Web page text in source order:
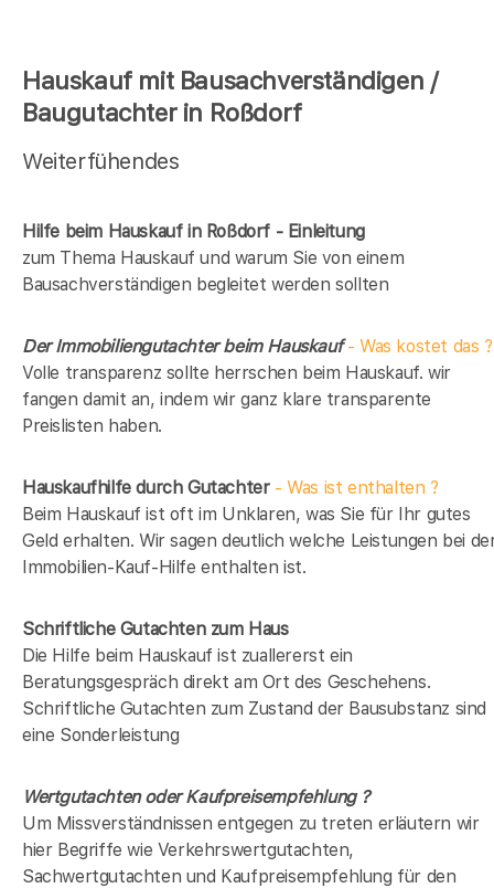
Hauskauf mit Bausachverständigen /
Baugutachter in Roßdorf
Weiterfühendes
Hilfe beim Hauskauf in Roßdorf - Einleitung
zum Thema Hauskauf und warum Sie von einem
Bausachverständigen begleitet werden sollten
Der Immobiliengutachter beim Hauskauf- Was kostet das ?
Volle transparenz sollte herrschen beim Hauskauf. wir
fangen damit an, indem wir ganz klare transparente
Preislisten haben.
Hauskaufhilfe durch Gutachter- Was ist enthalten ?
Beim Hauskauf ist oft im Unklaren, was Sie für Ihr gutes
Geld erhalten. Wir sagen deutlich welche Leistungen bei
Immobilien-Kauf-Hilfe enthalten ist.
Schriftliche Gutachten zum Haus
Die Hilfe beim Hauskauf ist zuallererst ein
Beratungsgespräch direkt am Ort des Geschehens.
Schriftliche Gutachten zum Zustand der Bausubstanz sind
eine Sonderleistung
Wertgutachten oder Kaufpreisempfehlung ?
Um Missverständnissen entgegen zu treten erläutern wir
hier Begriffe wie Verkehrswertgutachten,
Sachwertgutachten und Kaufpreisempfehlung für den